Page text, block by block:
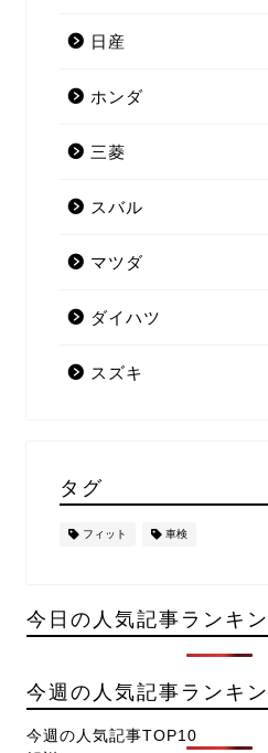
日産
ホンダ
三菱
スバル
マツダ
ダイハツ
スズキ
タグ
フィット 車検
今日の人気記事ランキ
今週の人気記事ランキ
今週の人気記事TOP10